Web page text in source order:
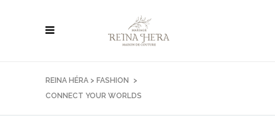
REINA HÉRA > FASHION
>
CONNECT YOUR WORLDS